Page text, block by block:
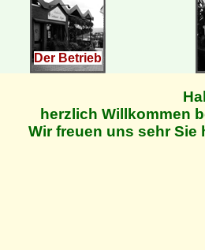
Der Betrieb
herzlich Willkommen
Wir freuen uns sehr Sie